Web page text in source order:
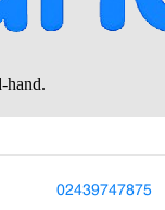
02439747875